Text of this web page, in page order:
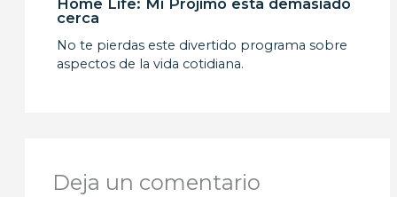
Home Life: Mi Prójimo esta demasiado
cerca
No te pierdas este divertido programa sobre
aspectos de la vida cotidiana.
Deja un comentario